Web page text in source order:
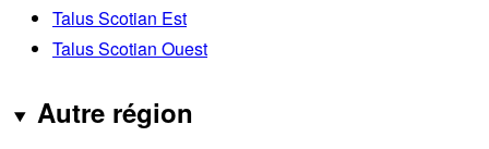
Talus Scotian Est
Talus Scotian Ouest
Autre région